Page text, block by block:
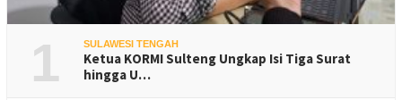
1 SULAWESI TENGAH
Ketua KORMI Sulteng Ungkap Isi Tiga Surat
hingga U…